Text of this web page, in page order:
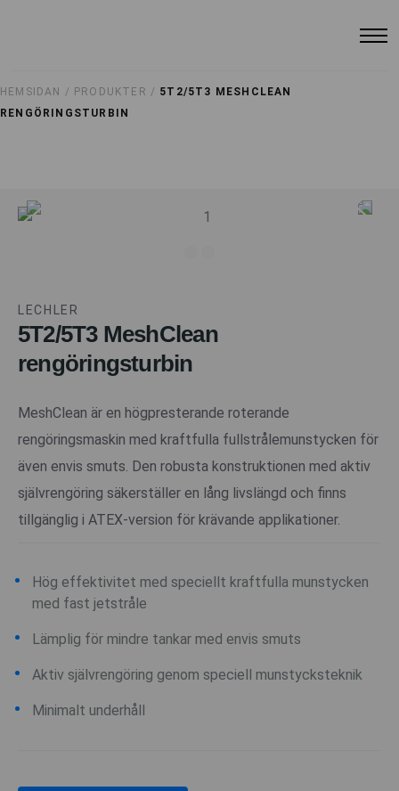
HEMSIDAN / PRODUKTER / 5T2/5T3 MESHCLEAN
RENGÖRINGSTURBIN
LECHLER
5T2/5T3 MeshClean
rengöringsturbin
MeshClean är en högpresterande roterande
rengöringsmaskin med kraftfulla fullstrålemunstycken för
även envis smuts. Den robusta konstruktionen med aktiv
självrengöring säkerställer en lång livslängd och finns
tillgänglig i ATEX-version för krävande applikationer.
Hög effektivitet med speciellt kraftfulla munstycken
med fast jetstråle
Lämplig för mindre tankar med envis smuts
Aktiv självrengöring genom speciell munstycksteknik
Minimalt underhåll